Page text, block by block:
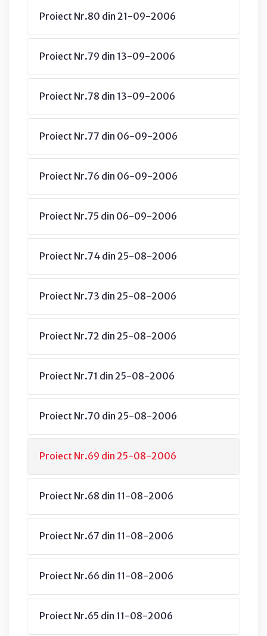
Proiect Nr.80 din 21-09-2006
Proiect Nr.79 din 13-09-2006
Proiect Nr.78 din 13-09-2006
Proiect Nr.77 din 06-09-2006
Proiect Nr.76 din 06-09-2006
Proiect Nr.75 din 06-09-2006
Proiect Nr.74 din 25-08-2006
Proiect Nr.73 din 25-08-2006
Proiect Nr.72 din 25-08-2006
Proiect Nr.71 din 25-08-2006
Proiect Nr.70 din 25-08-2006
Proiect Nr.69 din 25-08-2006
Proiect Nr.68 din 11-08-2006
Proiect Nr.67 din 11-08-2006
Proiect Nr.66 din 11-08-2006
Proiect Nr.65 din 11-08-2006